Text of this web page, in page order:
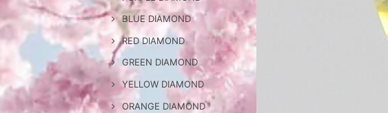
BLUE DIAMOND
RED DIAMOND
GREEN DIAMOND
YELLOW DIAMOND
ORANGE DIAMOND